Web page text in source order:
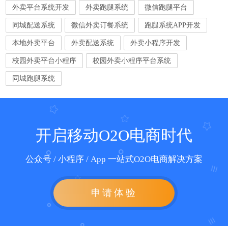
外卖平台系统开发 外卖跑腿系统 微信跑腿平台
同城配送系统 微信外卖订餐系统 跑腿系统APP开发
本地外卖平台 外卖配送系统 外卖小程序开发
校园外卖平台小程序 校园外卖小程序平台系统
同城跑腿系统
开启移动O2O电商时代
公众号 / 小程序 / App 一站式O2O电商解决方案
申请体验